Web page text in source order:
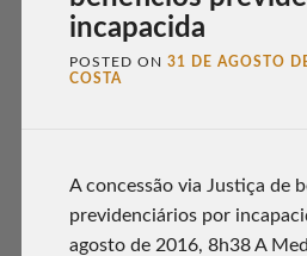
incapacida
POSTED ON 31 DE AGOSTO
COSTA
A concessão via Justiça de
previdenciários por
agosto de 2016, 8h38 A